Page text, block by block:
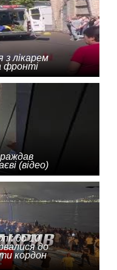
з лікарем
фронті
(відео)
до 10
до
кордон